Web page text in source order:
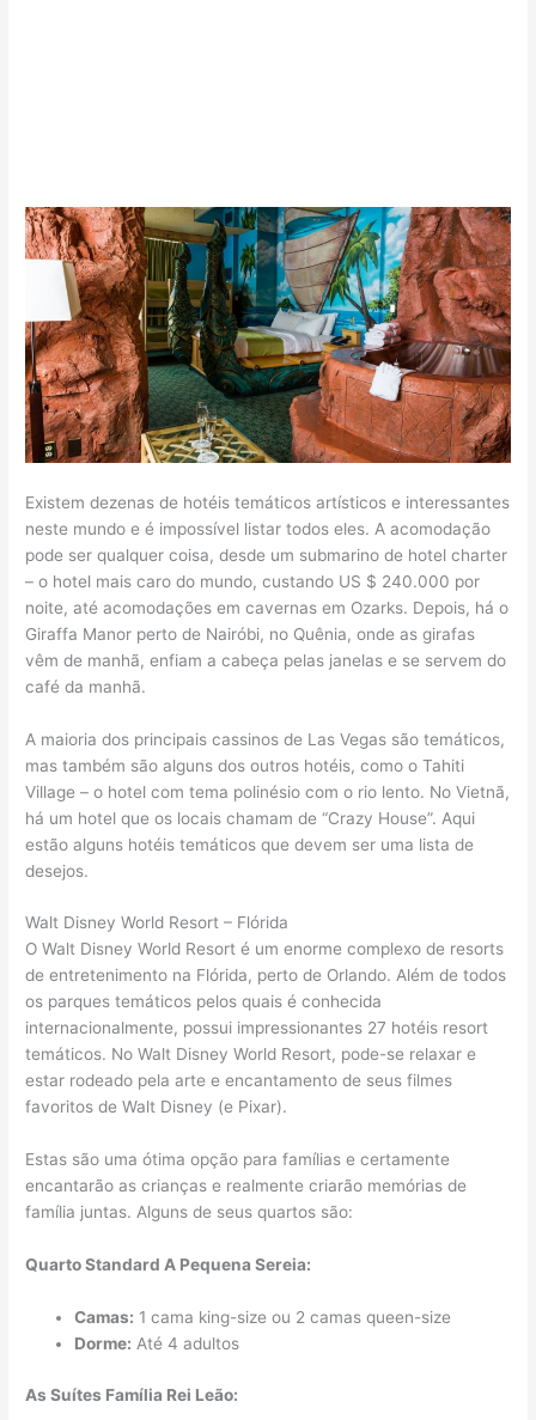
Existem dezenas de hotéis temáticos artísticos e interessantes
neste mundo e é impossível listar todos eles. A acomodação
pode ser qualquer coisa, desde um submarino de hotel charter
– o hotel mais caro do mundo, custando US $ 240.000 por
noite, até acomodações em cavernas em Ozarks. Depois, há o
Giraffa Manor perto de Nairóbi, no Quênia, onde as girafas
vêm de manhã, enfiam a cabeça pelas janelas e se servem do
café da manhã.
A maioria dos principais cassinos de Las Vegas são temáticos,
mas também são alguns dos outros hotéis, como o Tahiti
Village – o hotel com tema polinésio com o rio lento. No Vietnã,
há um hotel que os locais chamam de “Crazy House”. Aqui
estão alguns hotéis temáticos que devem ser uma lista de
desejos.
Walt Disney World Resort – Flórida
O Walt Disney World Resort é um enorme complexo de resorts
de entretenimento na Flórida, perto de Orlando. Além de todos
os parques temáticos pelos quais é conhecida
internacionalmente, possui impressionantes 27 hotéis resort
temáticos. No Walt Disney World Resort, pode-se relaxar e
estar rodeado pela arte e encantamento de seus filmes
favoritos de Walt Disney (e Pixar).
Estas são uma ótima opção para famílias e certamente
encantarão as crianças e realmente criarão memórias de
família juntas. Alguns de seus quartos são:
Quarto Standard A Pequena Sereia:
Camas: 1 cama king-size ou 2 camas queen-size
Dorme: Até 4 adultos
As Suítes Família Rei Leão: